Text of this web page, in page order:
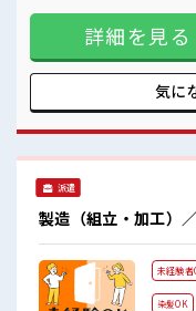
ロッカー付き職場♪
程よく残業あり！
お休みは土日祝日なの
プライベート
毎日の服装の
そう≫ 新しい
り働く環境が
UP目指して
≫ 困った事な
が多いあなた
あり！ お休み
詳細を見る
気に
派遣
製造（組立・加工）
未経験者
染髪OK